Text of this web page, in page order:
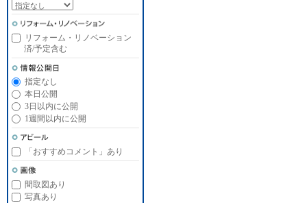
リフォーム・リノベーション
済/予定含む
指定なし
本日公開
3日以内に公開
1週間以内に公開
「おすすめコメント」あり
間取図あり
写真あり